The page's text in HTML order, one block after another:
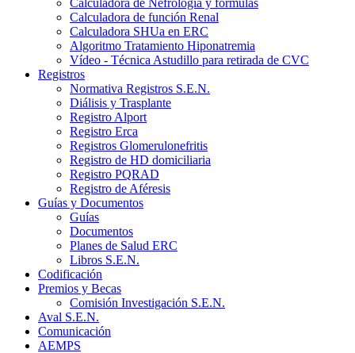
Calculadora de Nefrología y fórmulas
Calculadora de función Renal
Calculadora SHUa en ERC
Algoritmo Tratamiento Hiponatremia
Vídeo - Técnica Astudillo para retirada de CVC
Registros
Normativa Registros S.E.N.
Diálisis y Trasplante
Registro Alport
Registro Erca
Registros Glomerulonefritis
Registro de HD domiciliaria
Registro PQRAD
Registro de Aféresis
Guías y Documentos
Guías
Documentos
Planes de Salud ERC
Libros S.E.N.
Codificación
Premios y Becas
Comisión Investigación S.E.N.
Aval S.E.N.
Comunicación
AEMPS